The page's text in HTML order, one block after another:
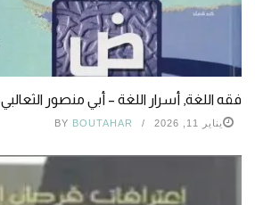
فقه اللغة, أسرار اللغة – أبي منصور الثعالبي
يناير 11, 2026 BY BOUTAHAR